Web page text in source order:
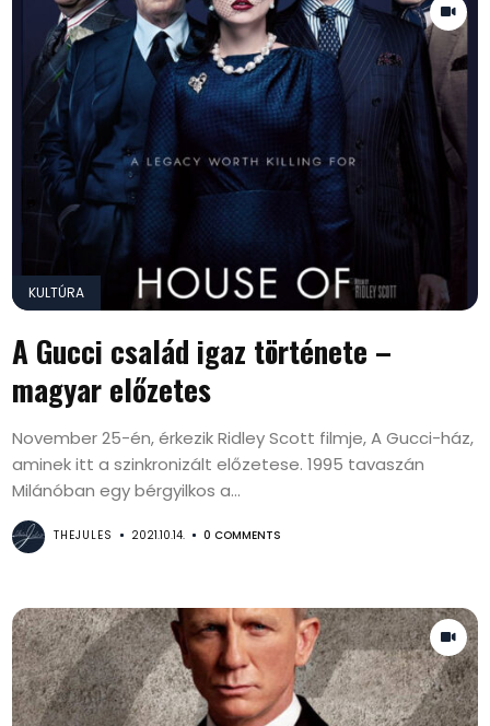
KULTÚRA
A Gucci család igaz története –
magyar előzetes
November 25-én, érkezik Ridley Scott filmje, A Gucci-ház,
aminek itt a szinkronizált előzetese. 1995 tavaszán
Milánóban egy bérgyilkos a...
THEJULES 2021.10.14. 0 COMMENTS